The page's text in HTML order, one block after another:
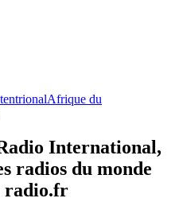
Afrique du
International,
radios du monde
radio.fr